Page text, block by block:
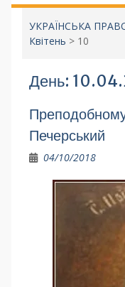
УКРАЇНСЬКА
Квітень > 10
День:
Печерський
04/10/2018